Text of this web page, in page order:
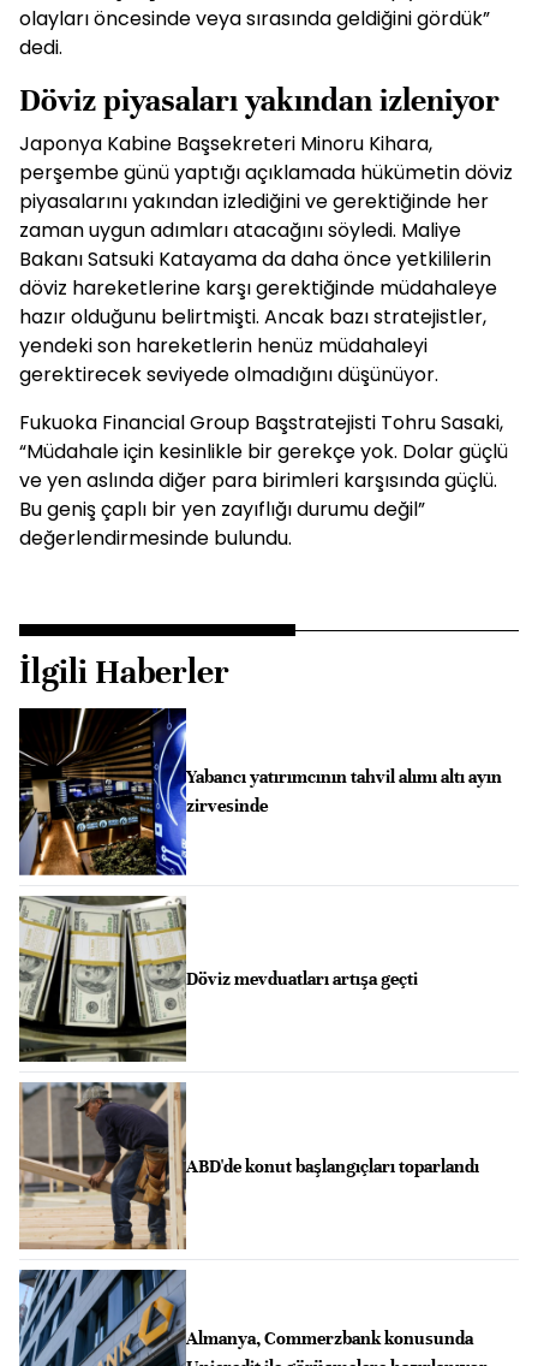
olayları öncesinde veya sırasında geldiğini gördük”
dedi.
Döviz piyasaları yakından izleniyor
Japonya Kabine Başsekreteri Minoru Kihara,
perşembe günü yaptığı açıklamada hükümetin döviz
piyasalarını yakından izlediğini ve gerektiğinde her
zaman uygun adımları atacağını söyledi. Maliye
Bakanı Satsuki Katayama da daha önce yetkililerin
döviz hareketlerine karşı gerektiğinde müdahaleye
hazır olduğunu belirtmişti. Ancak bazı stratejistler,
yendeki son hareketlerin henüz müdahaleyi
gerektirecek seviyede olmadığını düşünüyor.
Fukuoka Financial Group Başstratejisti Tohru Sasaki,
“Müdahale için kesinlikle bir gerekçe yok. Dolar güçlü
ve yen aslında diğer para birimleri karşısında güçlü.
Bu geniş çaplı bir yen zayıflığı durumu değil”
değerlendirmesinde bulundu.
İlgili Haberler
Yabancı yatırımcının tahvil alımı altı ayın
zirvesinde
Döviz mevduatları artışa geçti
ABD'de konut başlangıçları toparlandı
Almanya, Commerzbank konusunda